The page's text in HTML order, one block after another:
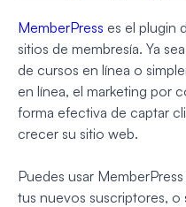
MemberPress es el plugin
sitios de membresía. Ya
de cursos en línea o
en línea, el marketing por
forma efectiva de captar
crecer su sitio web.
Puedes usar
tus nuevos suscriptores, o